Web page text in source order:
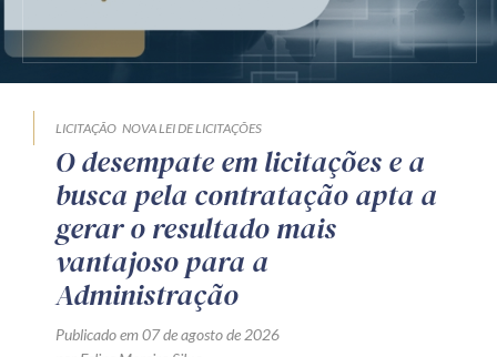
LICITAÇÃO NOVA LEI DE LICITAÇÕES
O desempate em licitações e a
busca pela contratação apta a
gerar o resultado mais
vantajoso para a
Administração
Publicado em 07 de agosto de 2026